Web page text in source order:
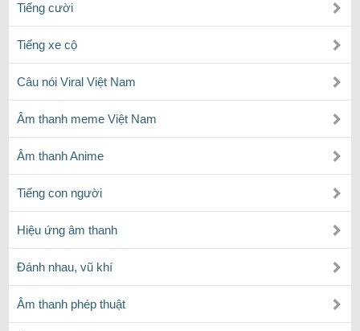
Tiếng cười
Tiếng xe cộ
Câu nói Viral Việt Nam
Âm thanh meme Việt Nam
Âm thanh Anime
Tiếng con người
Hiệu ứng âm thanh
Đánh nhau, vũ khí
Âm thanh phép thuật